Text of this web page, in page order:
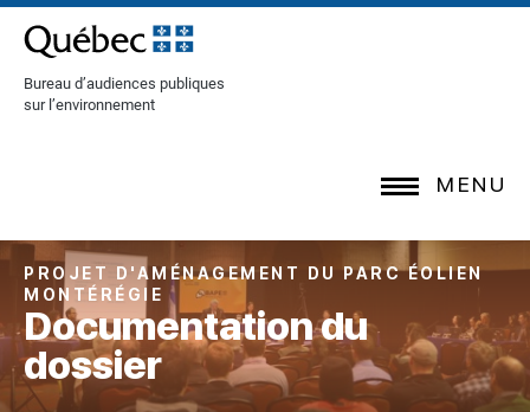
[Common.SkipToContent]
Bureau d’audiences publiques
sur l’environnement
MENU
PROJET D'AMÉNAGEMENT DU PARC ÉOLIEN
MONTÉRÉGIE
Documentation du
dossier